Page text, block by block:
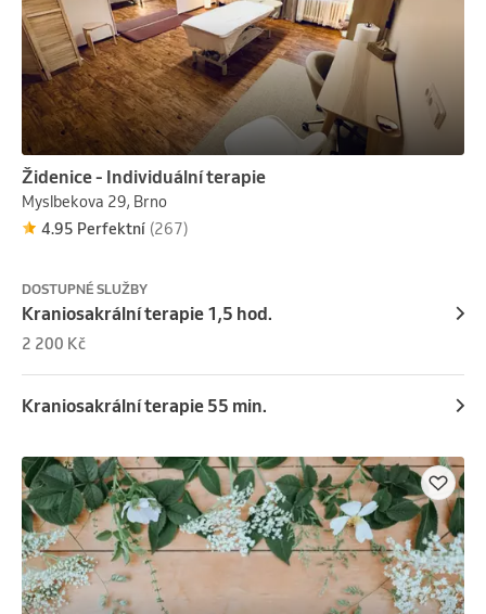
Židenice - Individuální terapie
Myslbekova 29, Brno
4.95 Perfektní (267)
DOSTUPNÉ SLUŽBY
Kraniosakrální terapie 1,5 hod.
2 200 Kč
Kraniosakrální terapie 55 min.